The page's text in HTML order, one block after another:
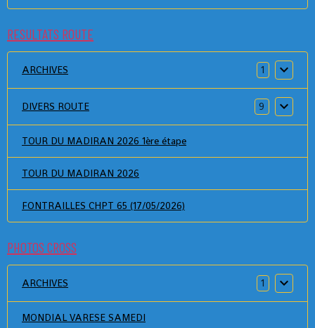
RESULTATS ROUTE
ARCHIVES 1
DIVERS ROUTE 9
TOUR DU MADIRAN 2026 1ère étape
TOUR DU MADIRAN 2026
FONTRAILLES CHPT 65 (17/05/2026)
PHOTOS CROSS
ARCHIVES 1
MONDIAL VARESE SAMEDI